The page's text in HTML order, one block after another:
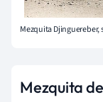
Mezquita Djinguereber,
Mezquita